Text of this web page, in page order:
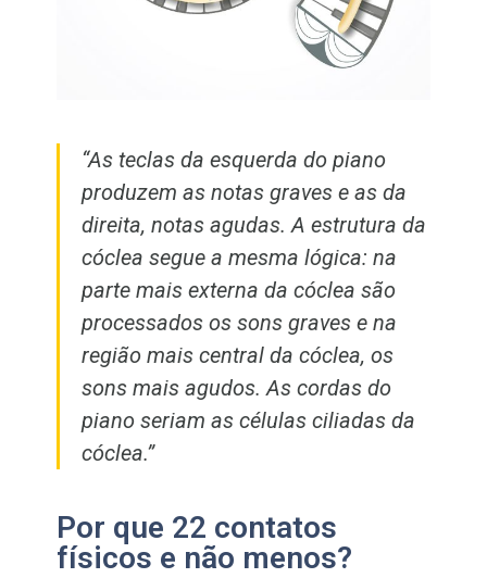
“As teclas da esquerda do piano
produzem as notas graves e as da
direita, notas agudas. A estrutura da
cóclea segue a mesma lógica: na
parte mais externa da cóclea são
processados os sons graves e na
região mais central da cóclea, os
sons mais agudos. As cordas do
piano seriam as células ciliadas da
cóclea.”
Por que 22 contatos
físicos e não menos?